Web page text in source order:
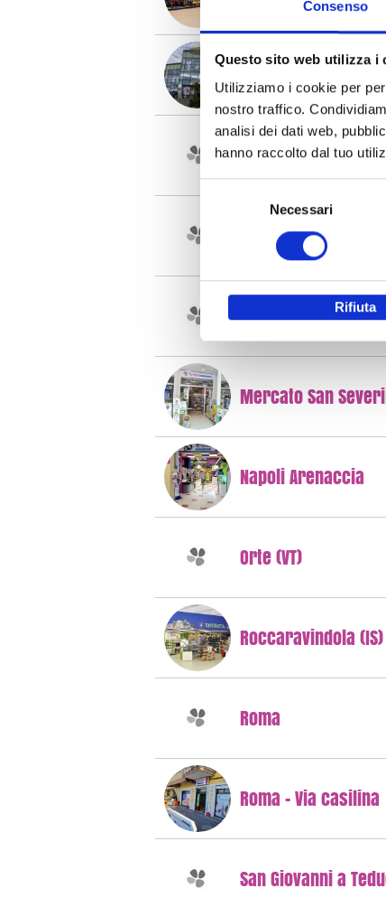
Consenso
Questo sito web utilizza i
Utilizziamo i cookie per
nostro traffico.
analisi dei dati web,
hanno raccolto dal tuo
consenso
Necessari
Rifiuta
Frattamaggiore
Latina
Marina di Ascea
Mercato San
Napoli Arenaccia
Orte (VT)
Roccaravindola (IS)
Roma
Roma - Via casilina
San Giovanni a